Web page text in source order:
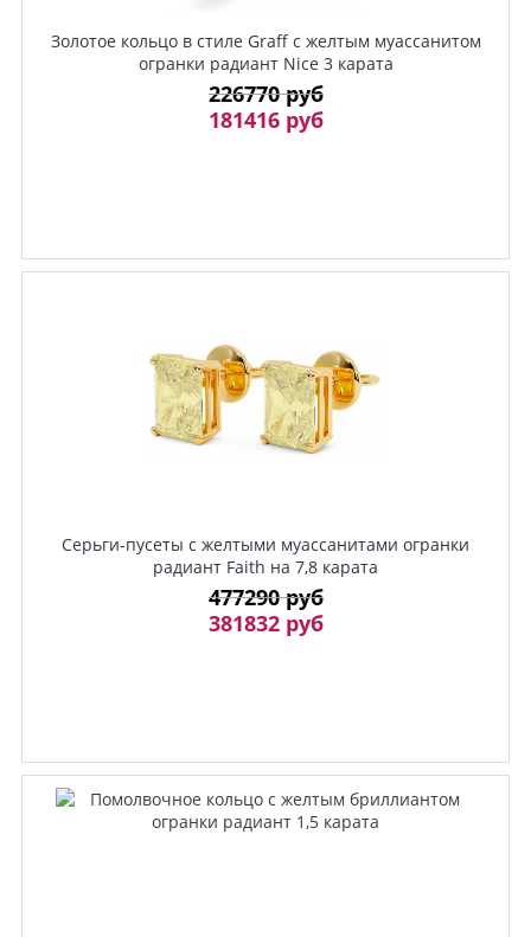
Золотое кольцо в стиле Graff с желтым муассанитом
огранки радиант Nice 3 карата
226770 руб
181416 руб
Серьги-пусеты с желтыми муассанитами огранки
радиант Faith на 7,8 карата
477290 руб
381832 руб